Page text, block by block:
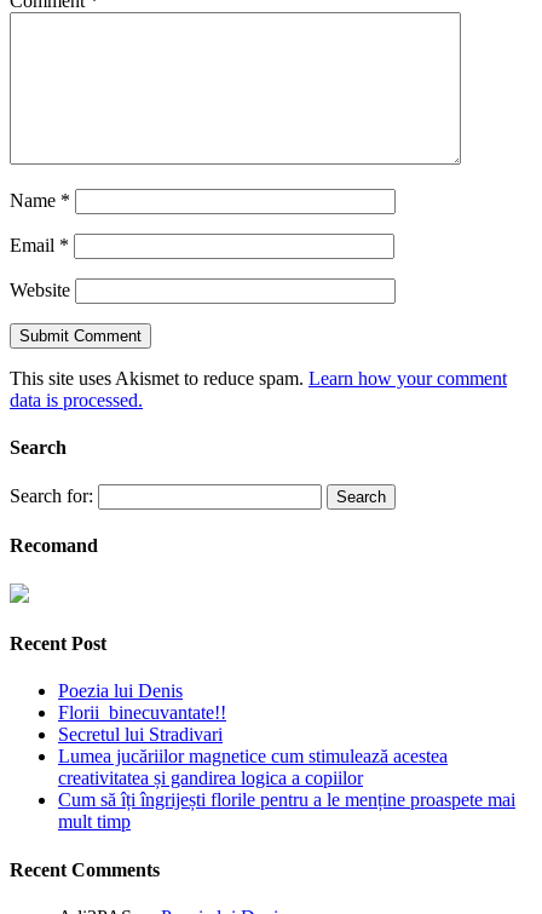
Name *
Email *
Website
This site uses Akismet to reduce spam. Learn how your comment
data is processed.
Search
Search for:
Recomand
Recent Post
Poezia lui Denis
Florii binecuvantate!!
Secretul lui Stradivari
Lumea jucăriilor magnetice cum stimulează acestea
creativitatea și gandirea logica a copiilor
Cum să îți îngrijești florile pentru a le menține proaspete mai
mult timp
Recent Comments